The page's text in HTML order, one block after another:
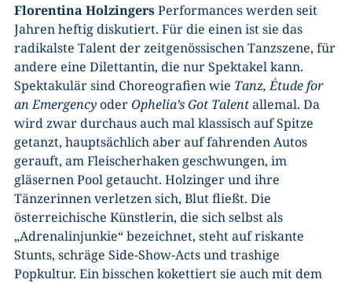
Florentina HolzingersPerformances werden seit
Jahren heftig diskutiert. Für die einen ist sie das
radikalste Talent der zeitgenössischen Tanzszene, für
andere eine Dilettantin, die nur Spektakel kann.
Spektakulär sind Choreografien wie Tanz, Étude for
an EmergencyoderOphelia’s Got Talentallemal. Da
wird zwar durchaus auch mal klassisch auf Spitze
getanzt, hauptsächlich aber auf fahrenden Autos
gerauft, am Fleischerhaken geschwungen, im
gläsernen Pool getaucht. Holzinger und ihre
Tänzerinnen verletzen sich, Blut fließt. Die
österreichische Künstlerin, die sich selbst als
„Adrenalinjunkie“ bezeichnet, steht auf riskante
Stunts, schräge Side-Show-Acts und trashige
Popkultur. Ein bisschen kokettiert sie auch mit dem